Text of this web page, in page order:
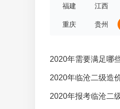
福建 江西
重庆 贵州
2020年需要满足哪
2020年临沧二级造
2020年报考临沧二